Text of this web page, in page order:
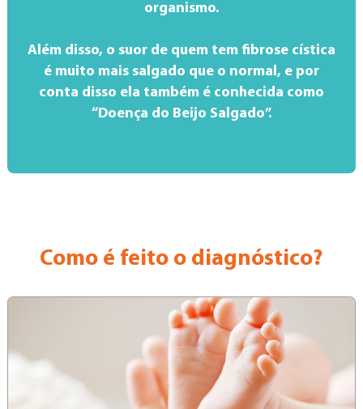
organismo.
Além disso, o suor de quem tem fibrose cística
é muito mais salgado que o normal, e por
conta disso ela também é conhecida como
“Doença do Beijo Salgado”.
Como é feito o diagnóstico?